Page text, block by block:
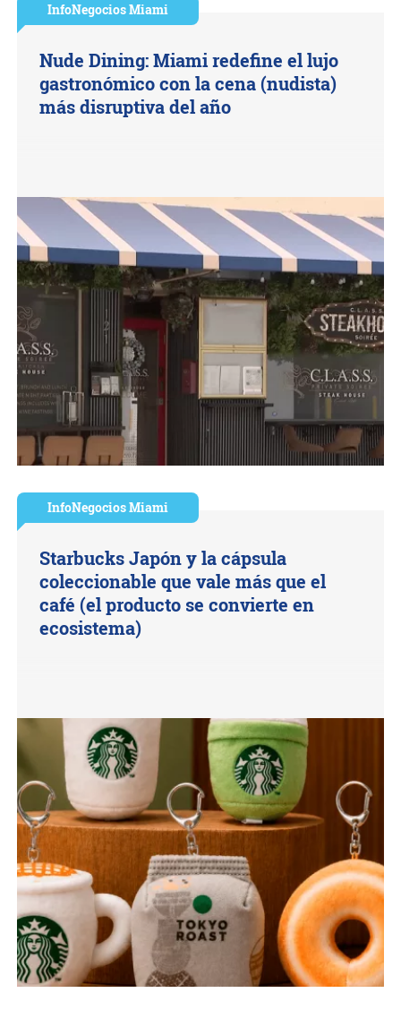
InfoNegocios Miami
Nude Dining: Miami redefine el lujo
gastronómico con la cena (nudista)
más disruptiva del año
InfoNegocios Miami
Starbucks Japón y la cápsula
coleccionable que vale más que el
café (el producto se convierte en
ecosistema)